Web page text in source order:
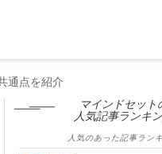
通点を紹介
マインドセット
人気記事ランキ
人気のあった記事ラン